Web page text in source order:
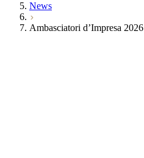
News
Ambasciatori d’Impresa 2026